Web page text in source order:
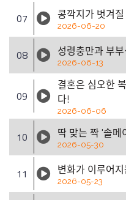
07 콩깍지가
2026-06-20
08 성령충만과
2026-06-13
09
결혼은 심오한
다!
2026-06-06
10 딱 맞는 짝
2026-05-30
11 변화가
2026-05-23